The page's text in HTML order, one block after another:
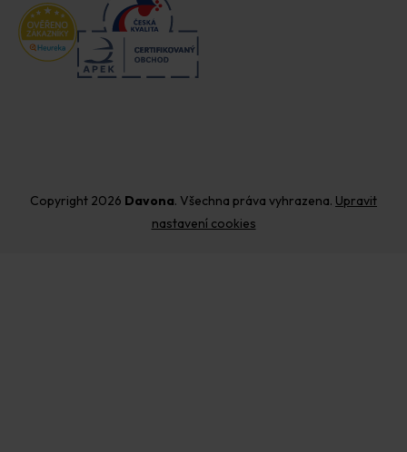
Copyright 2026 Davona. Všechna práva vyhrazena. Upravit
nastavení cookies